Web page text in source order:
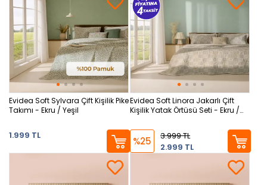
Evidea Soft Sylvara Çift Kişilik Pike
Takımı - Ekru / Yeşil
1.999 TL
Evidea Soft Linora Jakarlı Çift
Kişilik Yatak Örtüsü Seti - Ekru /
%25
3.999 TL
2.999 TL